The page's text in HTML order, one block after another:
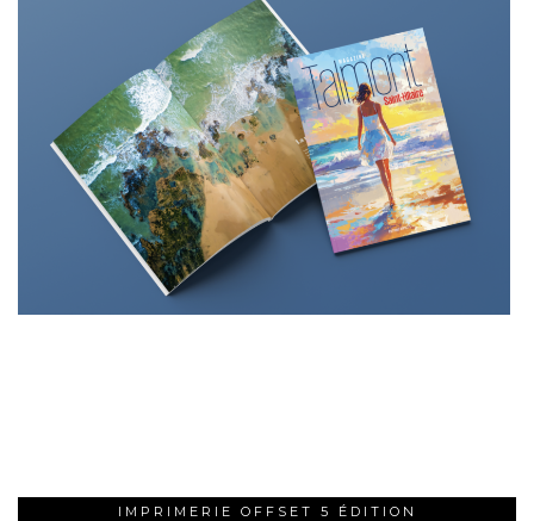
IMPRIMERIE OFFSET 5 ÉDITION